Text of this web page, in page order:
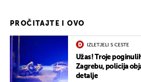
PROČITAJTE I OVO
IZLETJELI S CESTE
Užas! Troje
Zagrebu, policija
detalje